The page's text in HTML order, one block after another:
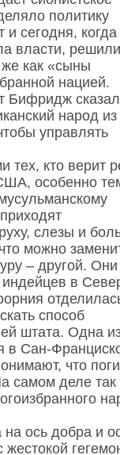
политику
сегодня, когда
власти,
как «сыны
нацией.
Бифридж
народ из
управлять
тех, кто верит
особенно
слезы и
можно
– другой. Они
в
способ
штата. Одна
в Сан-
что
самом деле так
ось добра и